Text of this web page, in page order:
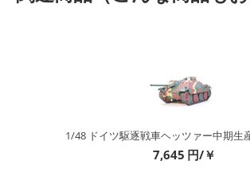
1/48 ドイツ駆逐戦車ヘッツァー中期生
7,645円/￥